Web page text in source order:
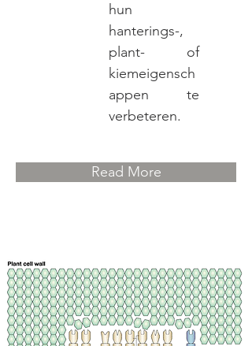
hun
hanterings-,
plant- of
kiemeigensch
appen te
verbeteren.
Read More